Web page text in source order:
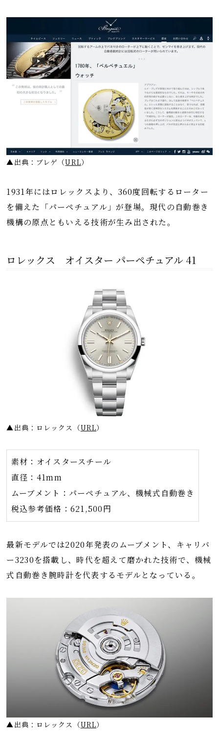
▲出典：ブレゲ （URL）
1931年にはロレックスより、360度回転するローター
を備えた「パーペチュアル」が登場。現代の自動巻き
機構の原点ともいえる技術が生み出された。
ロレックス オイスター パーペチュアル 41
▲出典：ロレックス （URL）
素材：オイスタースチール
直径：41mm
ムーブメント：パーペチュアル、機械式自動巻き
税込参考価格：621,500円
最新モデルでは2020年発表のムーブメント、キャリバ
ー3230を搭載し、時代を超えて磨かれた技術で、機械
式自動巻き腕時計を代表するモデルとなっている。
▲出典：ロレックス （URL）